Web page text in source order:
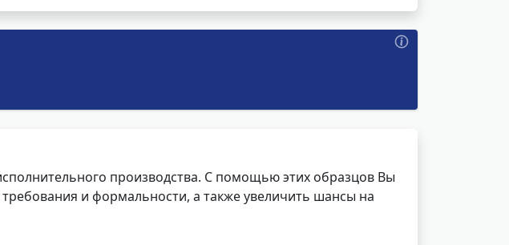
производства. С помощью этих образцов Вы
и формальности, а также увеличить шансы на